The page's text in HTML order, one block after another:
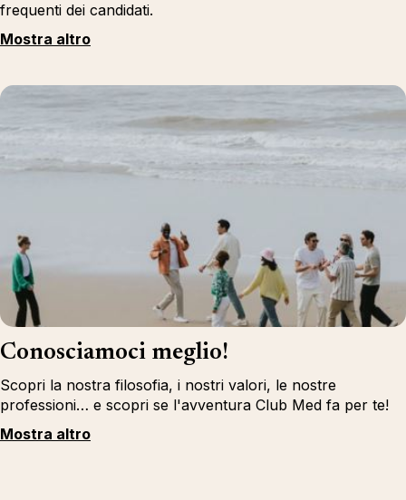
frequenti dei candidati.
Mostra altro
Conosciamoci meglio!
Scopri la nostra filosofia, i nostri valori, le nostre
professioni… e scopri se l'avventura Club Med fa per te!
Mostra altro